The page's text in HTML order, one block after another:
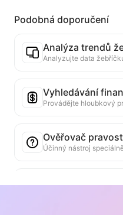
Podobná doporučení
Analýza trendů
Vyhledávání
Ověřovač